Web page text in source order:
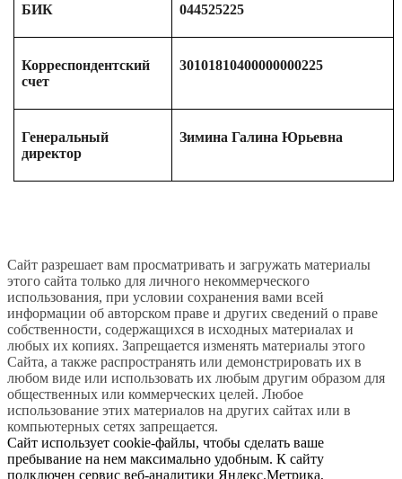
БИК 044525225
Корреспондентский
счет
30101810400000000225
Генеральный
директор
Зимина Галина Юрьевна
Сайт разрешает вам просматривать и загружать материалы
этого сайта только для личного некоммерческого
использования, при условии сохранения вами всей
информации об авторском праве и других сведений о праве
собственности, содержащихся в исходных материалах и
любых их копиях. Запрещается изменять материалы этого
Сайта, а также распространять или демонстрировать их в
любом виде или использовать их любым другим образом для
общественных или коммерческих целей. Любое
использование этих материалов на других сайтах или в
компьютерных сетях запрещается.
Сайт использует cookie-файлы, чтобы сделать ваше
пребывание на нем максимально удобным. К сайту
подключен сервис веб-аналитики Яндекс.Метрика,